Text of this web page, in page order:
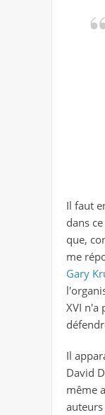
Il faut
dans
que,
me
Gary
XVI n'a
Il
David
même